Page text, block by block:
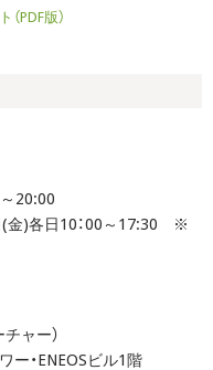
PDF版）
20:00
(金)各日10：00～17:30 ※
ャー）
・ENEOSビル1階